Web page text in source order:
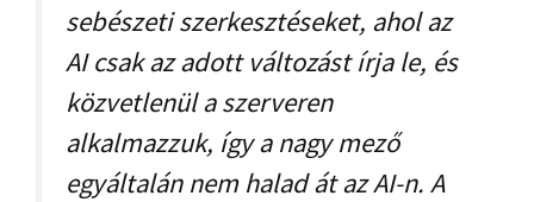
sebészeti szerkesztéseket, ahol az
AI csak az adott változást írja le, és
közvetlenül a szerveren
alkalmazzuk, így a nagy mező
egyáltalán nem halad át az AI-n. A